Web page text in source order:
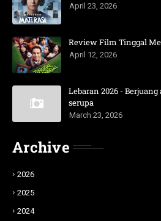
April 23, 2026
Review Film Tinggal
April 12, 2026
Lebaran 2026 -
serupa
March 23, 2026
Archive
2026
2025
2024